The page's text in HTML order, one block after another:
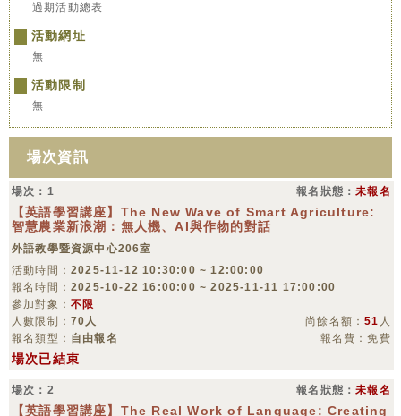
過期活動總表
活動網址
無
活動限制
無
場次資訊
場次：1 報名狀態：未報名
【英語學習講座】The New Wave of Smart Agriculture:
智慧農業新浪潮：無人機、AI與作物的對話
外語教學暨資源中心206室
活動時間： 2025-11-12 10:30:00 ~ 12:00:00
報名時間： 2025-10-22 16:00:00 ~ 2025-11-11 17:00:00
參加對象： 不限
人數限制： 70人 尚餘名額：51 人
報名類型： 自由報名 報名費：免費
場次已結束
場次：2 報名狀態：未報名
【英語學習講座】The Real Work of Language: Creating